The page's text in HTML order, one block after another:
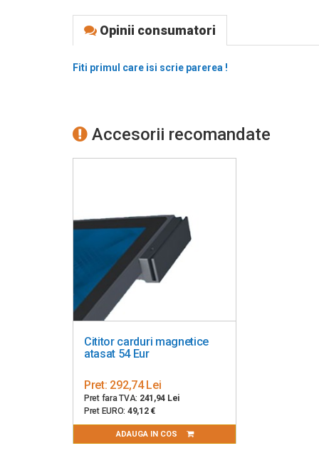
Rezolutie: 1280 x 800px
Timp de raspuns: 29 ms
Contrast static: 800:1
Montare pe perete: Suport VESA
Garantie: 1 an
E155834
Opinii consumatori
Fiti primul care isi scrie parerea !
Accesorii recomandate
Cititor carduri magnetice
atasat 54 Eur
Pret: 292,74 Lei
Pret fara TVA: 241,94 Lei
Pret EURO: 49,12 €
ADAUGA IN COS